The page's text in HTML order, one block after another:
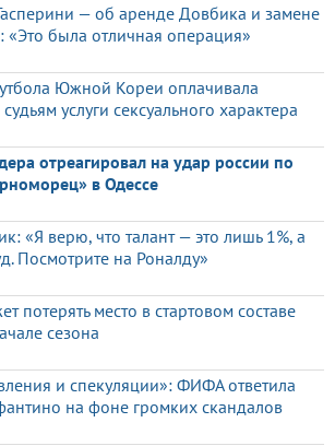
— об аренде Довбика и замене
«Это была отличная операция»
Южной Кореи оплачивала
услуги сексуального характера
отреагировал на удар россии по
в Одессе
«Я верю, что талант — это лишь 1%, а
Посмотрите на Роналду»
потерять место в стартовом составе
сезона
и спекуляции»: ФИФА ответила
на фоне громких скандалов